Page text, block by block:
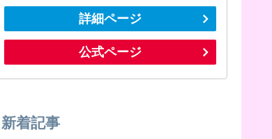
詳細ページ
公式ページ
新着記事